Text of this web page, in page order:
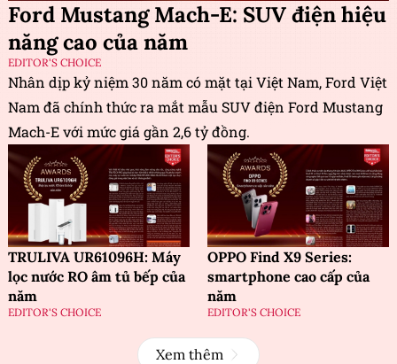
Ford Mustang Mach-E: SUV điện hiệu
năng cao của năm
EDITOR'S CHOICE
Nhân dịp kỷ niệm 30 năm có mặt tại Việt Nam, Ford Việt
Nam đã chính thức ra mắt mẫu SUV điện Ford Mustang
Mach-E với mức giá gần 2,6 tỷ đồng.
TRULIVA UR61096H: Máy
lọc nước RO âm tủ bếp của
năm
EDITOR'S CHOICE
OPPO Find X9 Series:
smartphone cao cấp của
năm
EDITOR'S CHOICE
Xem thêm